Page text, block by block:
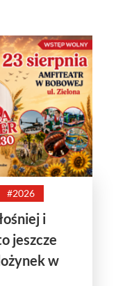
#2026
i
jeszcze
w